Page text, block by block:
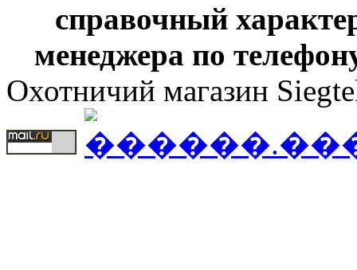
справочный
менеджера по
Охотничий магазин